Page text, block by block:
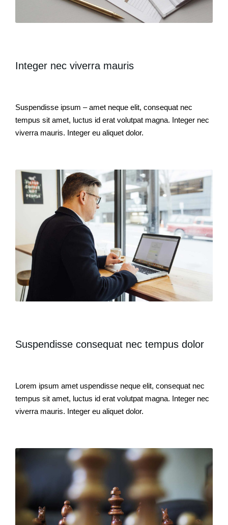
Integer nec viverra mauris
Suspendisse ipsum – amet neque elit, consequat nec
tempus sit amet, luctus id erat volutpat magna. Integer nec
viverra mauris. Integer eu aliquet dolor.
Suspendisse consequat nec tempus dolor
Lorem ipsum amet uspendisse neque elit, consequat nec
tempus sit amet, luctus id erat volutpat magna. Integer nec
viverra mauris. Integer eu aliquet dolor.